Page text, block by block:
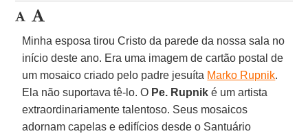
Minha esposa tirou Cristo da parede da nossa sala no
início deste ano. Era uma imagem de cartão postal de
um mosaico criado pelo padre jesuíta Marko Rupnik.
Ela não suportava tê-lo. O Pe. Rupnik é um artista
extraordinariamente talentoso. Seus mosaicos
adornam capelas e edifícios desde o Santuário